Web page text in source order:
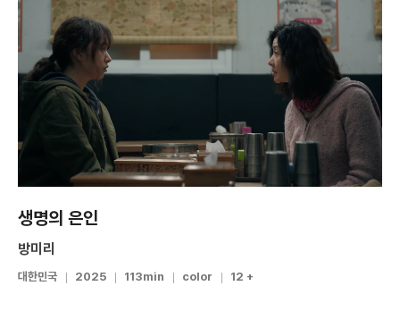
생명의 은인
방미리
대한민국 2025 113min color 12 +